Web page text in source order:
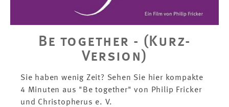
Be together - (Kurz-
Version)
Sie haben wenig Zeit? Sehen Sie hier kompakte
4 Minuten aus "Be together" von Philip Fricker
und Christopherus e. V.